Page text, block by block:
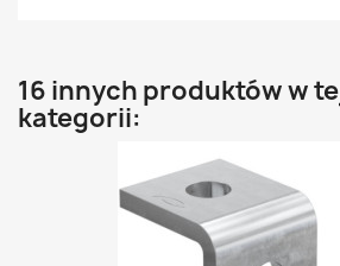
16 innych produktów w
kategorii: